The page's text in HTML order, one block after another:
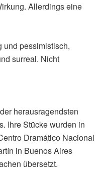
Allerdings eine
und pessimistisch,
surreal. Nicht
herausragendsten
Ihre Stücke wurden in
Dramático Nacional
in Buenos Aires
übersetzt.